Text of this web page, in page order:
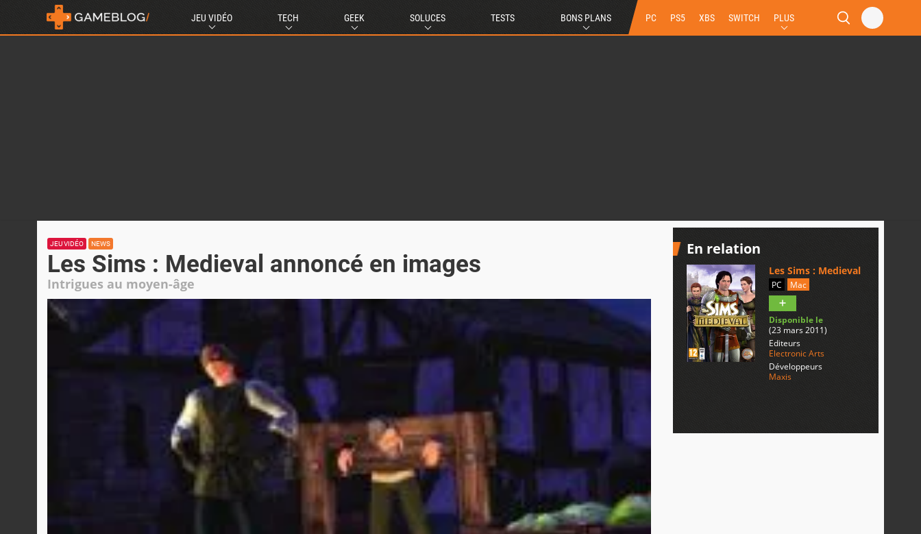
JEU VIDÉO TECH GEEK SOLUCES TESTS BONS PLANS PC PS5 XBS SWITCH PLUS
JEU VIDÉO NEWS
Les Sims : Medieval annoncé en images
Intrigues au moyen-âge
En relation
Les Sims : Medieval
PC Mac
Disponible le
(23 mars 2011)
Editeurs
Electronic Arts
Développeurs
Maxis